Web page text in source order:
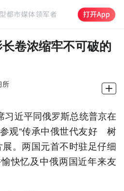
卷浓缩牢不可破的
所
习近平同俄罗斯总统普京在
观“传承中俄世代友好 树
。两国元首不时驻足仔细
快忆及中俄两国近年来友